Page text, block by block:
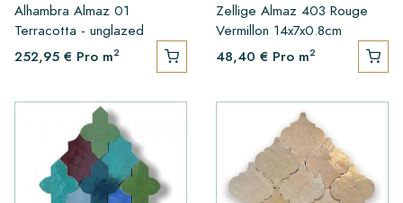
Alhambra Almaz 01
Terracotta - unglazed
252,95 € Pro m2
Zellige Almaz 403 Rouge
Vermillon 14x7x0.8cm
48,40 € Pro m2